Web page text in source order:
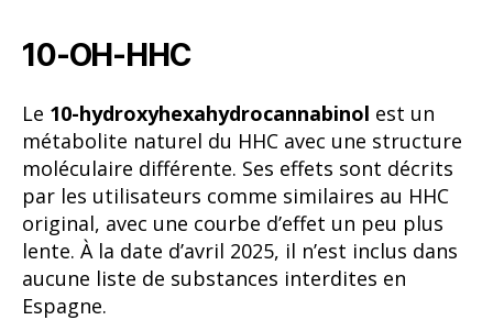
10-OH-HHC
Le 10-hydroxyhexahydrocannabinol est un
métabolite naturel du HHC avec une structure
moléculaire différente. Ses effets sont décrits
par les utilisateurs comme similaires au HHC
original, avec une courbe d’effet un peu plus
lente. À la date d’avril 2025, il n’est inclus dans
aucune liste de substances interdites en
Espagne.